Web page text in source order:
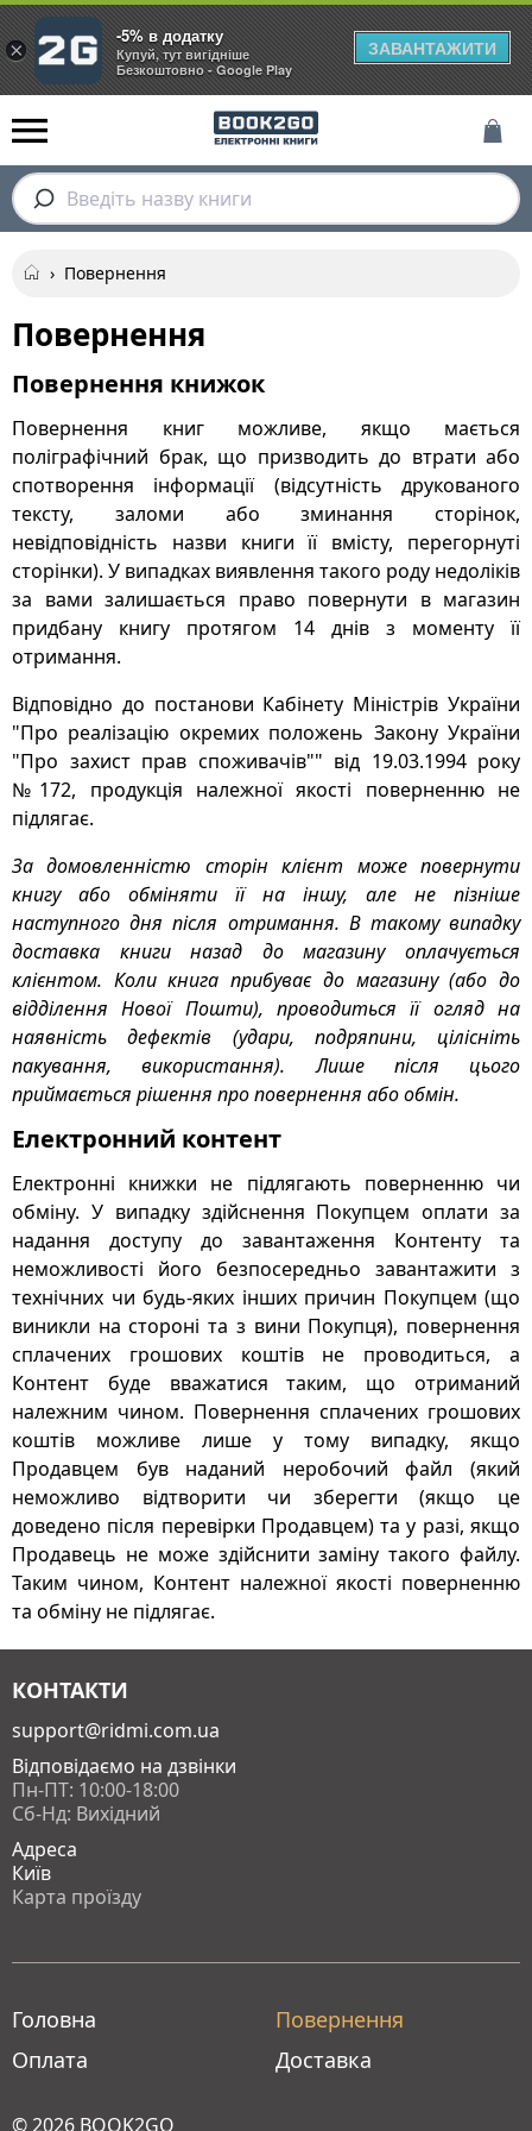
Введіть назву книги
› Повернення
Повернення
Повернення книжок
Повернення книг можливе, якщо мається
поліграфічний брак, що призводить до втрати або
спотворення інформації (відсутність друкованого
тексту, заломи або зминання сторінок,
невідповідність назви книги її вмісту, перегорнуті
сторінки). У випадках виявлення такого роду недоліків
за вами залишається право повернути в магазин
придбану книгу протягом 14 днів з моменту її
отримання.
Відповідно до постанови Кабінету Міністрів України
"Про реалізацію окремих положень Закону України
"Про захист прав споживачів"" від 19.03.1994 року
№172, продукція належної якості поверненню не
підлягає.
За домовленністю сторін клієнт може повернути
книгу або обміняти її на іншу, але не пізніше
наступного дня після отримання. В такому випадку
доставка книги назад до магазину оплачується
клієнтом. Коли книга прибуває до магазину (або до
відділення Нової Пошти), проводиться її огляд на
наявність дефектів (удари, подряпини, цілісніть
пакування, використання). Лише після цього
приймається рішення про повернення або обмін.
Електронний контент
Електронні книжки не підлягають поверненню чи
обміну. У випадку здійснення Покупцем оплати за
надання доступу до завантаження Контенту та
неможливості його безпосередньо завантажити з
технічних чи будь-яких інших причин Покупцем (що
виникли на стороні та з вини Покупця), повернення
сплачених грошових коштів не проводиться, а
Контент буде вважатися таким, що отриманий
належним чином. Повернення сплачених грошових
коштів можливе лише у тому випадку, якщо
Продавцем був наданий неробочий файл (який
неможливо відтворити чи зберегти (якщо це
доведено після перевірки Продавцем) та у разі, якщо
Продавець не може здійснити заміну такого файлу.
Таким чином, Контент належної якості поверненню
та обміну не підлягає.
КОНТАКТИ
support@ridmi.com.ua
Відповідаємо на дзвінки
Пн-ПТ: 10:00-18:00
Сб-Нд: Вихідний
Адреса
Київ
Карта проїзду
Головна
Оплата
Повернення
Доставка
© 2026 BOOK2GO
×
-5% в додатку
Купуй, тут вигідніше
Безкоштовно - Google Play
ЗАВАНТАЖИТИ